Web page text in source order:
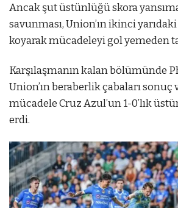
Ancak şut üstünlüğü skora
savunması, Union’ın ikinci yarıdaki
koyarak mücadeleyi gol yemeden
Karşılaşmanın kalan bölümünde
Union’ın beraberlik çabaları sonuç
mücadele Cruz Azul’un 1-0’lık
erdi.